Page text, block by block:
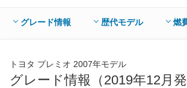
1.8Lにはバルブマチック機構。そして1.5Lは
JC08燃費は2L車が15.6km/L、1.8L車が16.4km/L
2種類、1.8Lが3種類、1.5Lが3種類の合計8グレ
認性に優れたオプティトロンメーターやスマー
タートシステム、盗難防止のイモビライザーシ
グレード情報 歴代モデル 燃
トヨタ プレミオ 2007年モデル
グレード情報（2019年12月